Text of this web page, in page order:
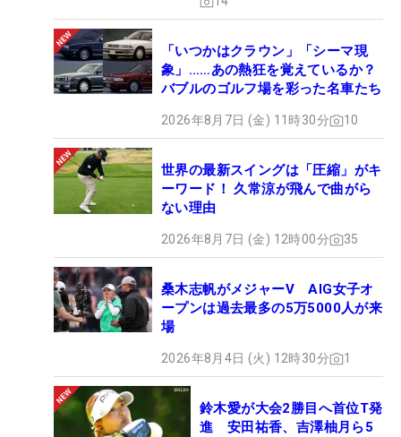
「いつかはクラウン」「シーマ現
象」……あの熱狂を覚えているか？
バブルのゴルフ場を彩った名車たち
2026年8月7日 (金) 11時30分 10
世界の最新スイングは「圧縮」がキ
ーワード！ 久常涼が飛んで曲がら
ない理由
2026年8月7日 (金) 12時00分 35
桑木志帆がメジャーV AIG女子オ
ープンは過去最多の5万5000人が来
場
2026年8月4日 (火) 12時30分 1
鈴木愛が大会2勝目へ首位T発
進 安田祐香、吉澤柚月ら5